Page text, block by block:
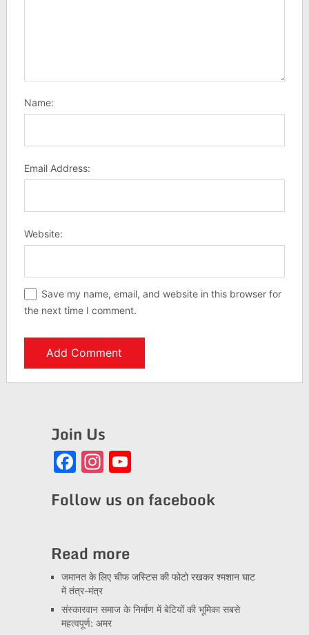
Name:
Email Address:
Website:
Save my name, email, and website in this browser for
the next time I comment.
Join Us
Facebook
Instagram
YouTube
Follow us on facebook
Read more
जमानत के लिए चीफ जस्टिस की फोटो रखकर श्मशान घाट
में तंत्र-मंत्र
संस्कारवान समाज के निर्माण में बेटियों की भूमिका सबसे
महत्वपूर्ण: अमर